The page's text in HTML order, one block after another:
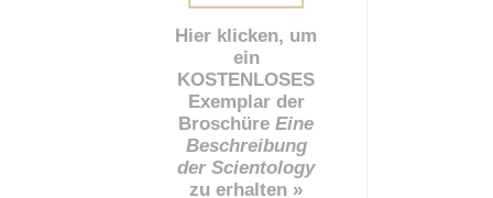
Hier klicken, um
ein
KOSTENLOSES
Exemplar der
Broschüre Eine
Beschreibung
der Scientology
zu erhalten »